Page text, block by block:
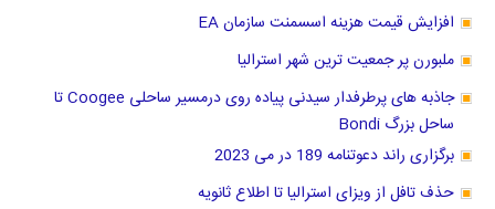
افزایش قیمت هزینه اسسمنت سازمان EA
ملبورن پر جمعیت ترین شهر استرالیا
جاذبه های پرطرفدار سیدنی پیاده روی درمسیر ساحلی Coogee تا
ساحل بزرگ Bondi
برگزاری راند دعوتنامه 189 در می 2023
حذف تافل از ویزای استرالیا تا اطلاع ثانویه